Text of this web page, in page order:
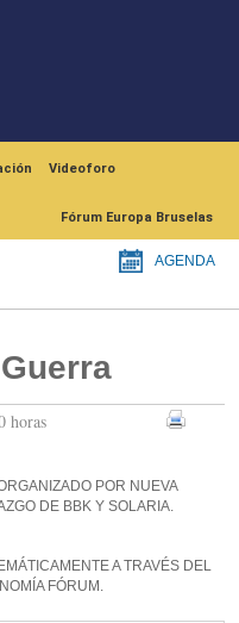
Videoforo
Fórum Europa Bruselas
AGENDA
horas
POR NUEVA
DE BBK Y SOLARIA.
A TRAVÉS DEL
FÓRUM.